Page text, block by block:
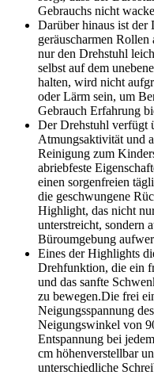
Gebrauchs nicht
Darüber hinaus ist
geräuscharmen Rollen
nur den Drehstuhl
selbst auf dem
halten, wird nicht
oder Lärm sein, um
Gebrauch Erfahrung
Der Drehstuhl verfügt
Atmungsaktivität und
Reinigung zum
abriebfeste
einen sorgenfreien
die geschwungene
Highlight, das nicht
unterstreicht, sondern
Büroumgebung
Eines der Highlights
Drehfunktion, die ein
und das sanfte
zu bewegen.Die frei
Neigungsspannung
Neigungswinkel von
Entspannung bei
cm höhenverstellbar
unterschiedliche